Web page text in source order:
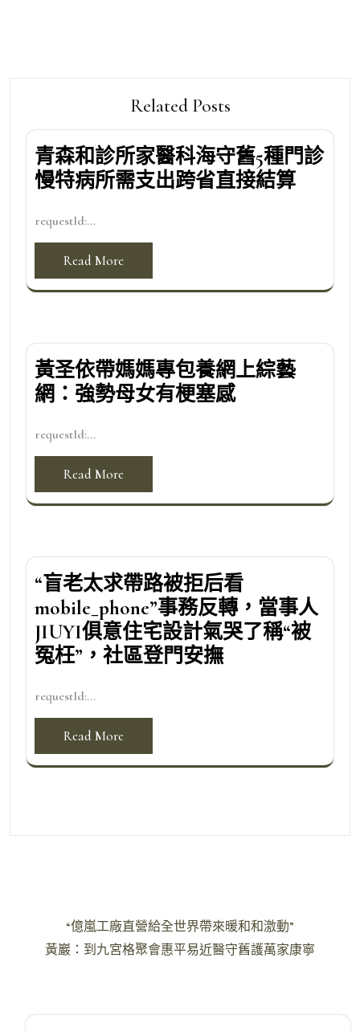
Related Posts
青森和診所家醫科海守舊5種門診
慢特病所需支出跨省直接結算
requestId:...
Read More
黃圣依帶媽媽專包養網上綜藝
網：強勢母女有梗塞感
requestId:...
Read More
“盲老太求帶路被拒后看
mobile_phone”事務反轉，當事人
JIUYI俱意住宅設計氣哭了稱“被
冤枉”，社區登門安撫
requestId:...
Read More
“億嵐工廠直營給全世界帶來暖和和激動”
黃巖：到九宮格聚會惠平易近醫守舊護萬家康寧